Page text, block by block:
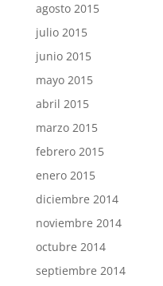
agosto 2015
julio 2015
junio 2015
mayo 2015
abril 2015
marzo 2015
febrero 2015
enero 2015
diciembre 2014
noviembre 2014
octubre 2014
septiembre 2014